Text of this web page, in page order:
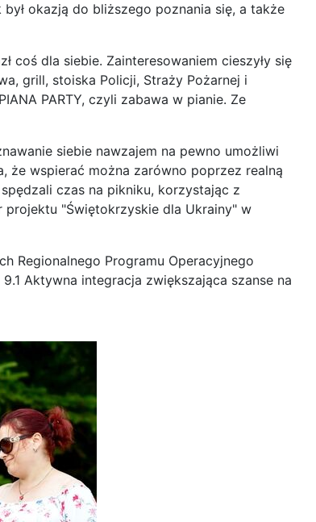
okazją do bliższego poznania się, a także
coś dla siebie. Zainteresowaniem cieszyły się
grill, stoiska Policji, Straży Pożarnej i
PARTY, czyli zabawa w pianie. Ze
siebie nawzajem na pewno umożliwi
że wspierać można zarówno poprzez realną
czas na pikniku, korzystając z
projektu "Świętokrzyskie dla Ukrainy" w
Regionalnego Programu Operacyjnego
Aktywna integracja zwiększająca szanse na